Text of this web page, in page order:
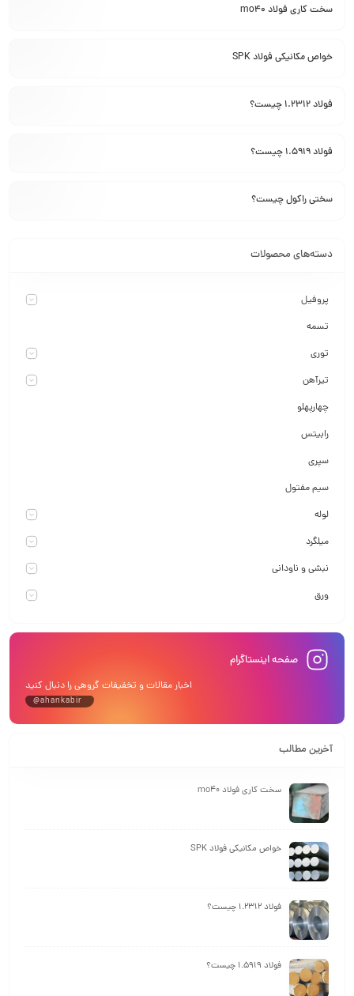
سخت کاری فولاد mo40
خواص مکانیکی فولاد SPK
فولاد 1.2312 چیست؟
فولاد 1.5919 چیست؟
سختی راکول چیست؟
دسته‌های محصولات
پروفیل
تسمه
توری
تیرآهن
چهارپهلو
رابیتس
سپری
سیم مفتول
لوله
میلگرد
نبشی و ناودانی
ورق
صفحه اینستاگرام
اخبار مقالات و تخفیفات گروهی را دنبال کنید
@ahankabir
آخرین مطالب
سخت کاری فولاد mo40
خواص مکانیکی فولاد SPK
فولاد 1.2312 چیست؟
فولاد 1.5919 چیست؟